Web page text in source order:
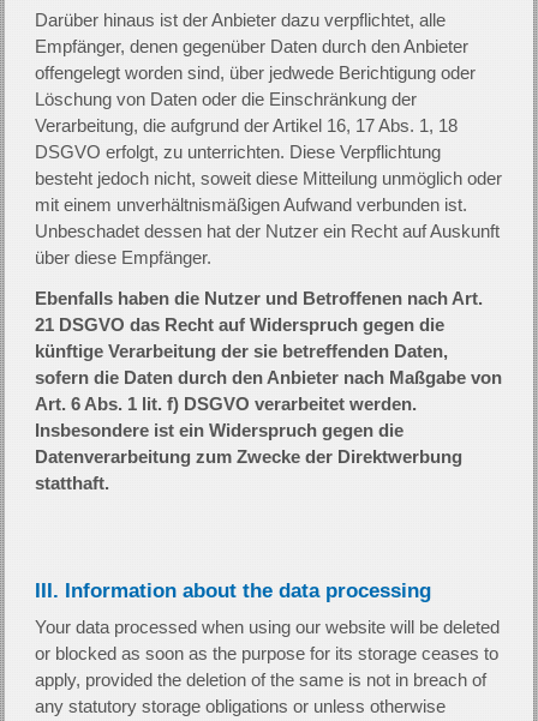
Darüber hinaus ist der Anbieter dazu verpflichtet, alle
Empfänger, denen gegenüber Daten durch den Anbieter
offengelegt worden sind, über jedwede Berichtigung oder
Löschung von Daten oder die Einschränkung der
Verarbeitung, die aufgrund der Artikel 16, 17 Abs. 1, 18
DSGVO erfolgt, zu unterrichten. Diese Verpflichtung
besteht jedoch nicht, soweit diese Mitteilung unmöglich oder
mit einem unverhältnismäßigen Aufwand verbunden ist.
Unbeschadet dessen hat der Nutzer ein Recht auf Auskunft
über diese Empfänger.
Ebenfalls haben die Nutzer und Betroffenen nach Art.
21 DSGVO das Recht auf Widerspruch gegen die
künftige Verarbeitung der sie betreffenden Daten,
sofern die Daten durch den Anbieter nach Maßgabe von
Art. 6 Abs. 1 lit. f) DSGVO verarbeitet werden.
Insbesondere ist ein Widerspruch gegen die
Datenverarbeitung zum Zwecke der Direktwerbung
statthaft.
III. Information about the data processing
Your data processed when using our website will be deleted
or blocked as soon as the purpose for its storage ceases to
apply, provided the deletion of the same is not in breach of
any statutory storage obligations or unless otherwise